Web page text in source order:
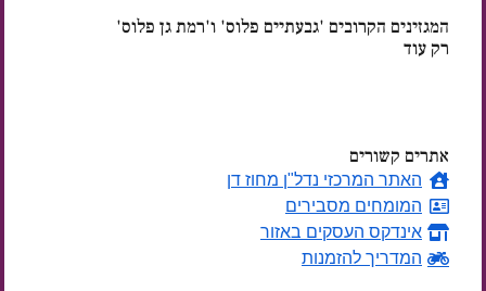
המגזינים הקרובים 'גבעתיים פלוס' ו'רמת גן פלוס'
רק עוד
אתרים קשורים
האתר המרכזי נדל"ן מחוז דן
המומחים מסבירים
אינדקס העסקים באזור
המדריך להזמנות